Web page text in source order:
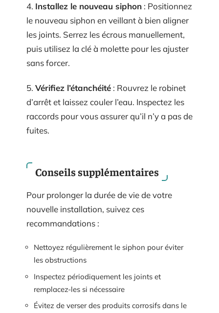
4. Installez le nouveau siphon : Positionnez
le nouveau siphon en veillant à bien aligner
les joints. Serrez les écrous manuellement,
puis utilisez la clé à molette pour les ajuster
sans forcer.
5. Vérifiez l’étanchéité : Rouvrez le robinet
d’arrêt et laissez couler l’eau. Inspectez les
raccords pour vous assurer qu’il n’y a pas de
fuites.
Conseils supplémentaires
Pour prolonger la durée de vie de votre
nouvelle installation, suivez ces
recommandations :
Nettoyez régulièrement le siphon pour éviter
les obstructions
Inspectez périodiquement les joints et
remplacez-les si nécessaire
Évitez de verser des produits corrosifs dans le